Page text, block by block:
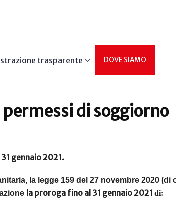
trasparente DOVE SIAMO
di soggiorno
gennaio 2021.
l a legge 159 del 27 novembre 2020
la proroga fino al 31 gennaio 2021 di: